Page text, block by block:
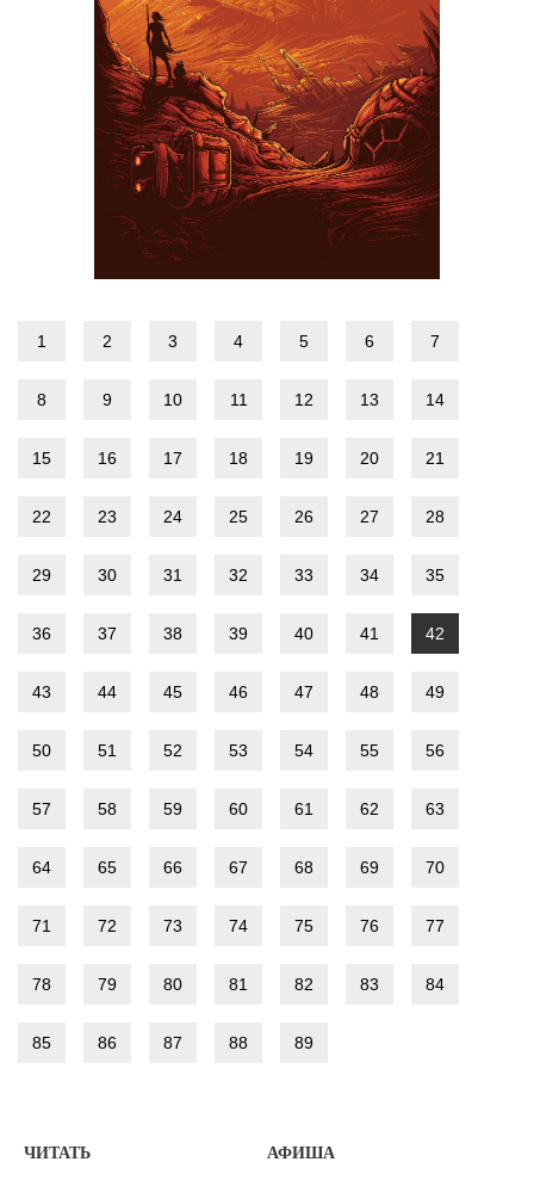
1 2 3 4 5 6 7
8 9 10 11 12 13 14
15 16 17 18 19 20 21
22 23 24 25 26 27 28
29 30 31 32 33 34 35
36 37 38 39 40 41 42
43 44 45 46 47 48 49
50 51 52 53 54 55 56
57 58 59 60 61 62 63
64 65 66 67 68 69 70
71 72 73 74 75 76 77
78 79 80 81 82 83 84
85 86 87 88 89
ЧИТАТЬ АФИША